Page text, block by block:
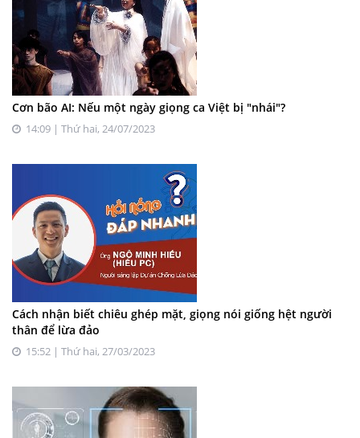
Cơn bão AI: Nếu một ngày giọng ca Việt bị "nhái"?
14:09 | Thứ hai, 24/07/2023
Cách nhận biết chiêu ghép mặt, giọng nói giống hệt người
thân để lừa đảo
15:52 | Thứ hai, 27/03/2023